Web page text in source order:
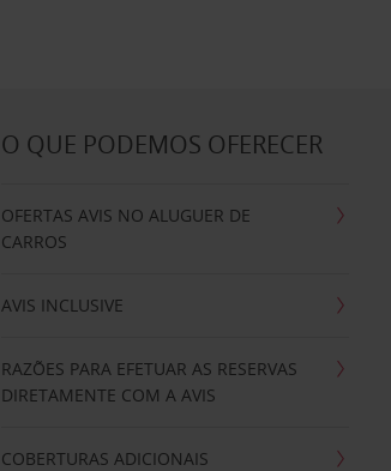
O QUE PODEMOS OFERECER
OFERTAS AVIS NO ALUGUER DE
CARROS
AVIS INCLUSIVE
RAZÕES PARA EFETUAR AS RESERVAS
DIRETAMENTE COM A AVIS
COBERTURAS ADICIONAIS